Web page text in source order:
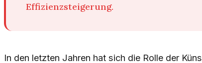
Effizienzsteigerung.
In den letzten Jahren hat sich die Rolle der